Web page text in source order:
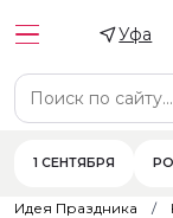
Уфа
1 СЕНТЯБРЯ
Идея Праздника